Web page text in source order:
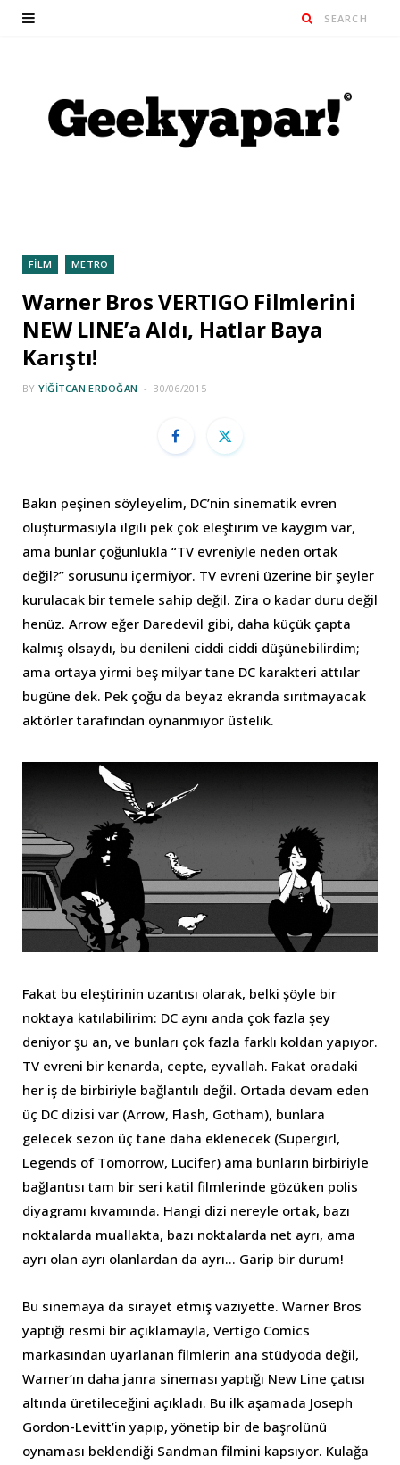
FİLM METRO
Warner Bros VERTIGO Filmlerini
NEW LINE’a Aldı, Hatlar Baya
Karıştı!
BY YIĞITCAN ERDOĞAN 30/06/2015
Bakın peşinen söyleyelim, DC’nin sinematik evren
oluşturmasıyla ilgili pek çok eleştirim ve kaygım var,
ama bunlar çoğunlukla “TV evreniyle neden ortak
değil?” sorusunu içermiyor. TV evreni üzerine bir şeyler
kurulacak bir temele sahip değil. Zira o kadar duru değil
henüz. Arrow eğer Daredevil gibi, daha küçük çapta
kalmış olsaydı, bu denileni ciddi ciddi düşünebilirdim;
ama ortaya yirmi beş milyar tane DC karakteri attılar
bugüne dek. Pek çoğu da beyaz ekranda sırıtmayacak
aktörler tarafından oynanmıyor üstelik.
Fakat bu eleştirinin uzantısı olarak, belki şöyle bir
noktaya katılabilirim: DC aynı anda çok fazla şey
deniyor şu an, ve bunları çok fazla farklı koldan yapıyor.
TV evreni bir kenarda, cepte, eyvallah. Fakat oradaki
her iş de birbiriyle bağlantılı değil. Ortada devam eden
üç DC dizisi var (Arrow, Flash, Gotham), bunlara
gelecek sezon üç tane daha eklenecek (Supergirl,
Legends of Tomorrow, Lucifer) ama bunların birbiriyle
bağlantısı tam bir seri katil filmlerinde gözüken polis
diyagramı kıvamında. Hangi dizi nereyle ortak, bazı
noktalarda muallakta, bazı noktalarda net ayrı, ama
ayrı olan ayrı olanlardan da ayrı… Garip bir durum!
Bu sinemaya da sirayet etmiş vaziyette. Warner Bros
yaptığı resmi bir açıklamayla, Vertigo Comics
markasından uyarlanan filmlerin ana stüdyoda değil,
Warner’ın daha janra sineması yaptığı New Line çatısı
altında üretileceğini açıkladı. Bu ilk aşamada Joseph
Gordon-Levitt’in yapıp, yönetip bir de başrolünü
oynaması beklendiği Sandman filmini kapsıyor. Kulağa